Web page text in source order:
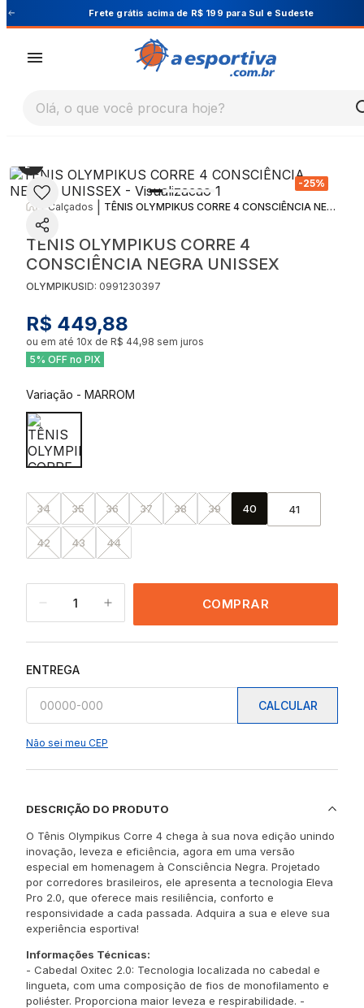
Cupom PRIMEIRA10 para 10% OFF na 1ª compra
Olá, o que você procura hoje?
-25%
Calçados TÊNIS OLYMPIKUS CORRE 4 CONSCIÊNCIA NEGRA UNISSEX
TÊNIS OLYMPIKUS CORRE 4
CONSCIÊNCIA NEGRA UNISSEX
OLYMPIKUSID: 0991230397
R$ 449,88
ou em até 10x de R$ 44,98 sem juros
5% OFF no PIX
Variação - MARROM
34 35 36 37 38 39 40 41
42 43 44
1 COMPRAR
ENTREGA
CALCULAR
Não sei meu CEP
DESCRIÇÃO DO PRODUTO
O Tênis Olympikus Corre 4 chega à sua nova edição unindo
inovação, leveza e eficiência, agora em uma versão
especial em homenagem à Consciência Negra. Projetado
por corredores brasileiros, ele apresenta a tecnologia Eleva
Pro 2.0, que oferece mais resiliência, conforto e
responsividade a cada passada. Adquira a sua e eleve sua
experiência esportiva!
Informações Técnicas:
- Cabedal Oxitec 2.0: Tecnologia localizada no cabedal e
lingueta, com uma composição de fios de monofilamento e
poliéster. Proporciona maior leveza e respirabilidade. -